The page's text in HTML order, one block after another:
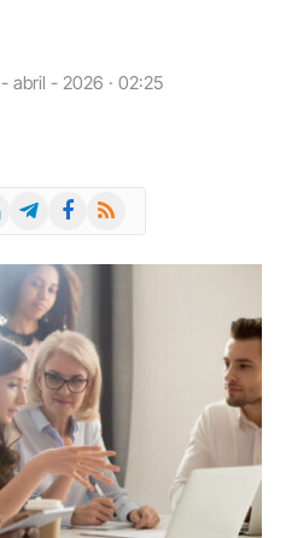
abril - 2026 · 02:25
TelegramFacebook
RSS